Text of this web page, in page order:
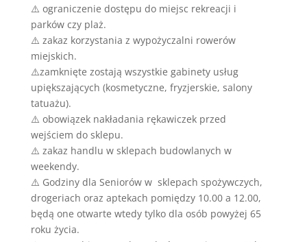
⚠️ ograniczenie dostępu do miejsc rekreacji i
parków czy plaż.
⚠️ zakaz korzystania z wypożyczalni rowerów
miejskich.
⚠️zamknięte zostają wszystkie gabinety usług
upiększających (kosmetyczne, fryzjerskie, salony
tatuażu).
⚠️ obowiązek nakładania rękawiczek przed
wejściem do sklepu.
⚠️ zakaz handlu w sklepach budowlanych w
weekendy.
⚠️ Godziny dla Seniorów w sklepach spożywczych,
drogeriach oraz aptekach pomiędzy 10.00 a 12.00,
będą one otwarte wtedy tylko dla osób powyżej 65
roku życia.